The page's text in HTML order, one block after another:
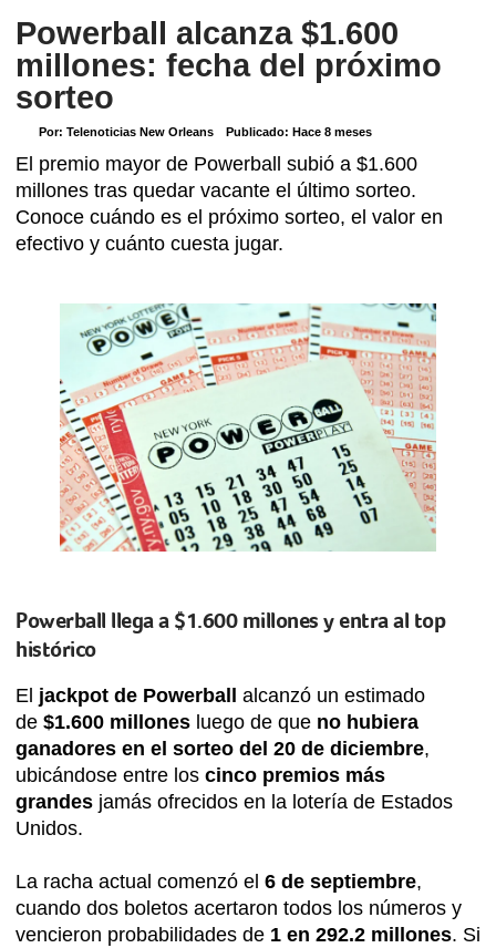
Powerball alcanza $1.600
millones: fecha del próximo
sorteo
Por: Telenoticias New Orleans Publicado: Hace 8 meses
El premio mayor de Powerball subió a $1.600
millones tras quedar vacante el último sorteo.
Conoce cuándo es el próximo sorteo, el valor en
efectivo y cuánto cuesta jugar.
Powerball llega a $1.600 millones y entra al top
histórico
El jackpot de Powerball alcanzó un estimado
de $1.600 millones luego de que no hubiera
ganadores en el sorteo del 20 de diciembre,
ubicándose entre los cinco premios más
grandes jamás ofrecidos en la lotería de Estados
Unidos.
La racha actual comenzó el 6 de septiembre,
cuando dos boletos acertaron todos los números y
vencieron probabilidades de 1 en 292.2 millones. Si